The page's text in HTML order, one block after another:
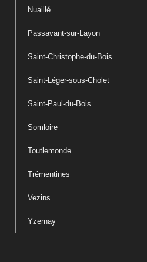
Nuaillé
Passavant-sur-Layon
Saint-Christophe-du-Bois
Saint-Léger-sous-Cholet
Saint-Paul-du-Bois
Somloire
Toutlemonde
Trémentines
Vezins
Yzernay